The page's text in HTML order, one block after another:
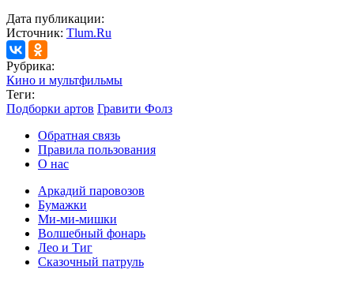
Дата публикации:
Источник: Tlum.Ru
Рубрика:
Кино и мультфильмы
Теги:
Подборки артов Гравити Фолз
Обратная связь
Правила пользования
О нас
Аркадий паровозов
Бумажки
Ми-ми-мишки
Волшебный фонарь
Лео и Тиг
Сказочный патруль